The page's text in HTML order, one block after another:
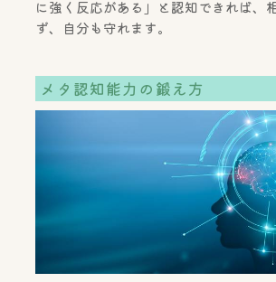
に強く反応がある」と認知できれば、
ず、自分も守れます。
メタ認知能力の鍛え方